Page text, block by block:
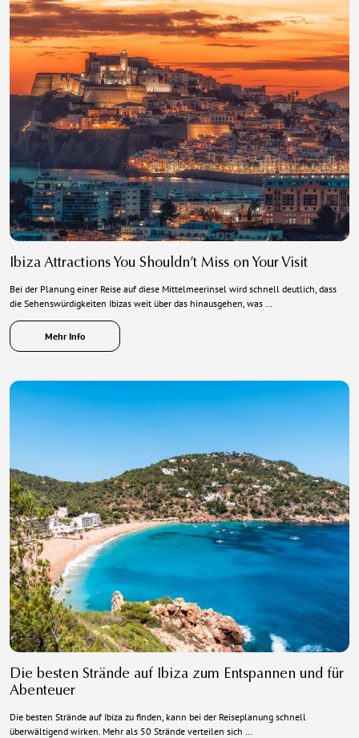
Ibiza Attractions You Shouldn’t Miss on Your Visit
Bei der Planung einer Reise auf diese Mittelmeerinsel wird schnell deutlich, dass
die Sehenswürdigkeiten Ibizas weit über das hinausgehen, was …
Mehr Info
Die besten Strände auf Ibiza zum Entspannen und für
Abenteuer
Die besten Strände auf Ibiza zu finden, kann bei der Reiseplanung schnell
überwältigend wirken. Mehr als 50 Strände verteilen sich …